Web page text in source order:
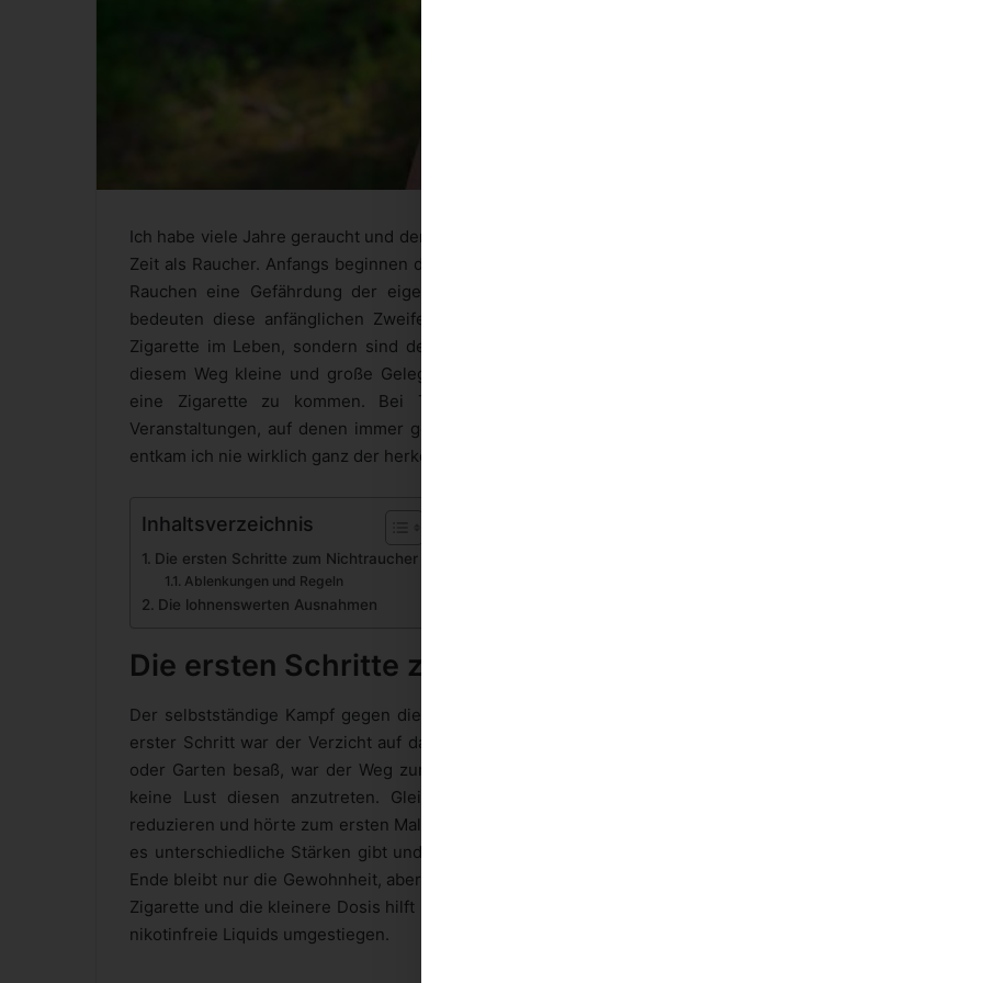
Ich habe viele Jahre geraucht und der Zeitraum des Aufhörens war beinahe so lang, wie meine aktive
Zeit als Raucher. Anfangs beginnen die Selbstgespräche die noch voller Selbsterkenntnis sind, dass
Rauchen eine Gefährdung der eigenen Gesundheit und eine teure Angelegenheit sind. Jedoch
bedeuten diese anfänglichen Zweifel an dem eigenen Status als Raucher nicht direkt die letzte
Zigarette im Leben, sondern sind der Anfang einer schweren Reise. Immer wieder finden wir auf
diesem Weg kleine und große Gelegenheiten, um als angeblicher Gelegenheitsraucher wieder an
eine Zigarette zu kommen. Bei Treffen mit Freunden raucht man eine mit. Bei anderen
Veranstaltungen, auf denen immer geraucht wurde, wird sich wieder eine Packung gekauft und so
entkam ich nie wirklich ganz der herkömmlichen Zigarette.
Inhaltsverzeichnis
Die ersten Schritte zum Nichtraucher
Ablenkungen und Regeln
Die lohnenswerten Ausnahmen
Die ersten Schritte zum Nichtraucher
Der selbstständige Kampf gegen die eigene Nikotinsucht wird in kleinen Schritten vollzogen. Mein
erster Schritt war der Verzicht auf das Rauchen in den eigenen vier Wänden. Da ich keinen Balkon
oder Garten besaß, war der Weg zur Zigarette schon mal etwas steiniger und oft hatte ich einfach
keine Lust diesen anzutreten. Gleichzeitig habe ich Wege gesucht, um den Nikotingehalt zu
reduzieren und hörte zum ersten Mal von der E-Zigarette. Beim
es unterschiedliche Stärken gibt und so der Nikotingehalt schrittweise verringert werden kann. Am
Ende bleibt nur die Gewohnheit, aber dies ohne das
Zigarette und die kleinere Dosis hilft beim Kampf gegen das Nikotin. Irgendwann bin ich auf komplett
nikotinfreie Liquids umgestiegen.